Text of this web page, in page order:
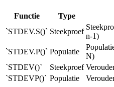
Functie Type
`STDEV.S()` Steekproef
n-1)
`STDEV.P()` Populatie
N)
`STDEV()`
Steekproef
`STDEVP()` Populatie